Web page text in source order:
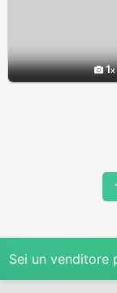
1
Sei un venditore